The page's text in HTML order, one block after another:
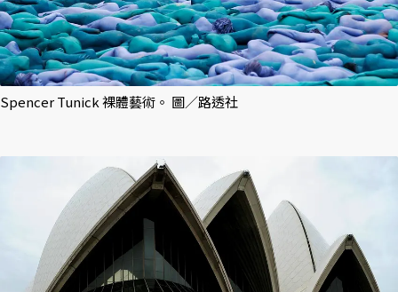
Spencer Tunick 裸體藝術。 圖／路透社